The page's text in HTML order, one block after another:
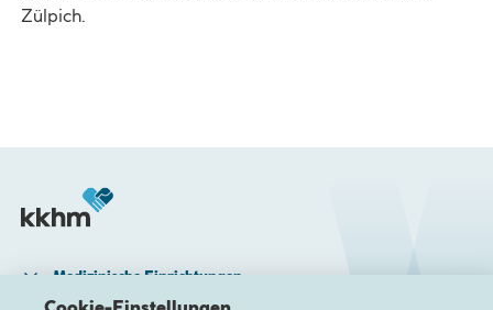
Zülpich.
Medizinische Einrichtungen